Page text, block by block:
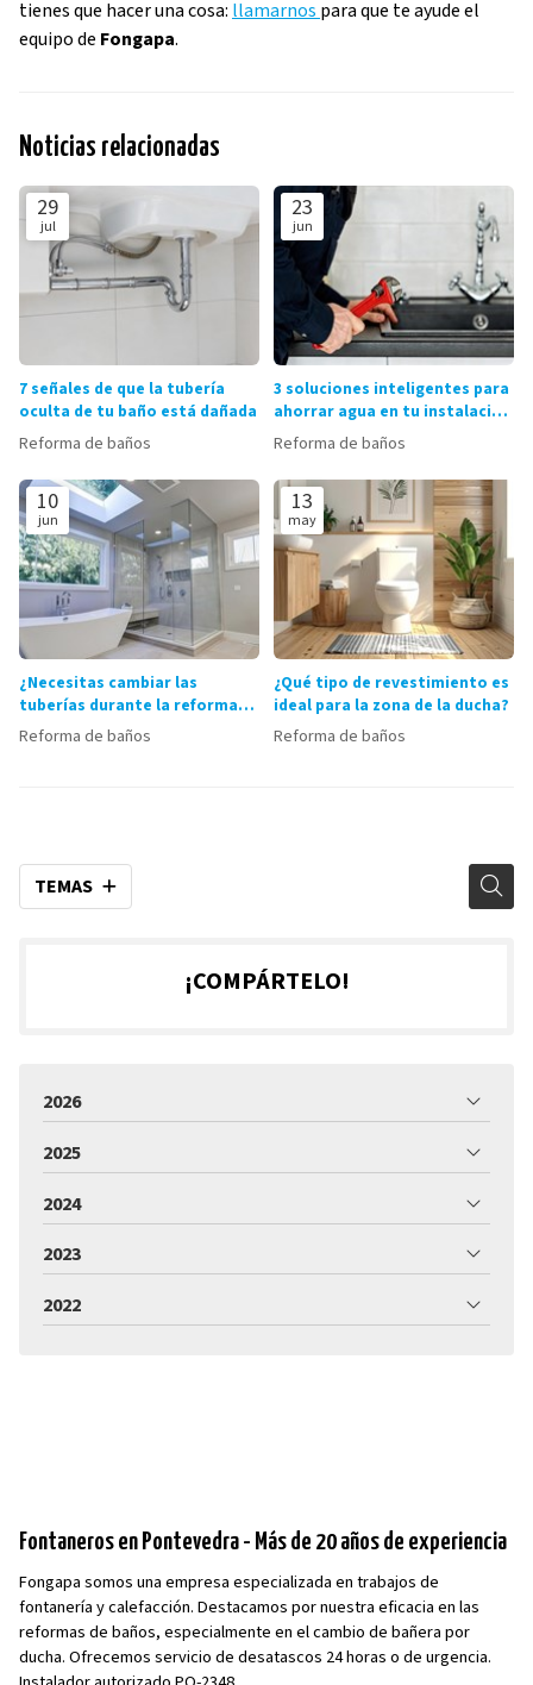
TEMAS
tienes que hacer una cosa: llamarnos para que te ayude el
equipo de Fongapa.
Noticias relacionadas
29
jul
7 señales de que la tubería
oculta de tu baño está dañada
Reforma de baños
23
jun
3 soluciones inteligentes para
ahorrar agua en tu instalación
de fontanería
Reforma de baños
10
jun
¿Necesitas cambiar las
tuberías durante la reforma
de tu baño?
Reforma de baños
13
may
¿Qué tipo de revestimiento es
ideal para la zona de la ducha?
Reforma de baños
¡COMPÁRTELO!
2026
2025
2024
2023
2022
Fontaneros en Pontevedra - Más de 20 años de experiencia
Fongapa somos una empresa especializada en trabajos de
fontanería y calefacción. Destacamos por nuestra eficacia en las
reformas de baños, especialmente en el cambio de bañera por
ducha. Ofrecemos servicio de desatascos 24 horas o de urgencia.